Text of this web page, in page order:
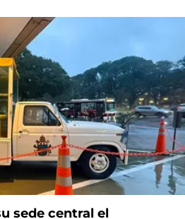
sede central el